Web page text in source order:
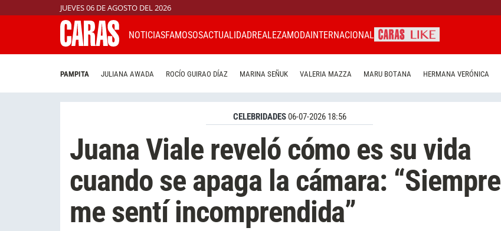
JUEVES 06 DE AGOSTO DEL 2026
NOTICIASFAMOSOSACTUALIDADREALEZAMODAINTERNACIONAL
PAMPITA JULIANA AWADA ROCÍO GUIRAO DÍAZ MARINA SEÑUK VALERIA MAZZA MARU BOTANA HERMANA VERÓNICA
CELEBRIDADES06-07-2026 18:56
Juana Viale reveló cómo es su vida
cuando se apaga la cámara: “Siempre
me sentí incomprendida”